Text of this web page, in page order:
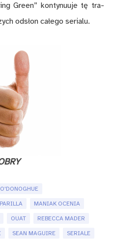
Green” kon­ty­nu­uje tę tra­
od­słon ca­łe­go se­ria­lu.
MANIAK OCENIA
OUAT REBECCA MADER
SEAN MAGUIRE SERIALE